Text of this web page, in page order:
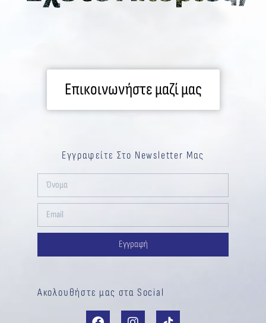
Επικοινωνήστε μαζί μας
Εγγραφείτε Στο Newsletter Μας
Εγγραφή
Ακολουθήστε μας στα Social